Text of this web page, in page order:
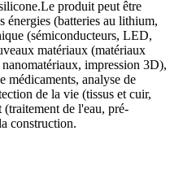
produit peut être
énergies (batteries au lithium,
(sémiconducteurs, LED,
matériaux (matériaux
impression 3D),
médicaments, analyse de
de la vie (tissus et cuir,
de l'eau, pré-
construction.